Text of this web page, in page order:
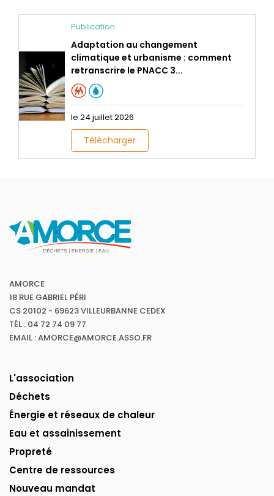
Publication
Adaptation au changement
climatique et urbanisme : comment
retranscrire le PNACC 3...
le 24 juillet 2026
Télécharger
AMORCE
18 RUE GABRIEL PÉRI
CS 20102 - 69623 VILLEURBANNE CEDEX
TÉL : 04 72 74 09 77
EMAIL : AMORCE@AMORCE.ASSO.FR
L'association
Déchets
Énergie et réseaux de chaleur
Eau et assainissement
Propreté
Centre de ressources
Nouveau mandat